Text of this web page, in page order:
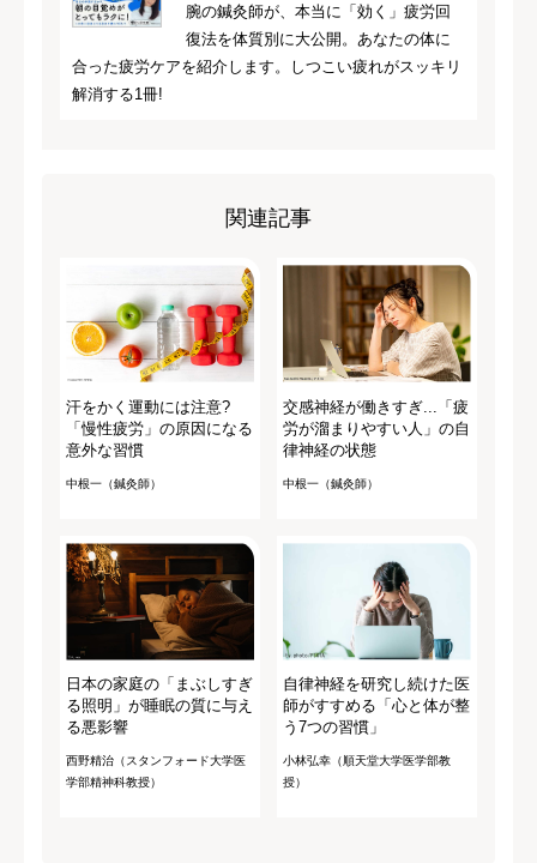
腕の鍼灸師が、本当に「効く」疲労回
復法を体質別に大公開。あなたの体に
合った疲労ケアを紹介します。しつこい疲れがスッキリ
解消する1冊!
関連記事
汗をかく運動には注意?
「慢性疲労」の原因になる
意外な習慣
中根一（鍼灸師）
交感神経が働きすぎ...「疲
労が溜まりやすい人」の自
律神経の状態
中根一（鍼灸師）
日本の家庭の「まぶしすぎ
る照明」が睡眠の質に与え
る悪影響
西野精治（スタンフォード大学医
学部精神科教授）
自律神経を研究し続けた医
師がすすめる「心と体が整
う7つの習慣」
小林弘幸（順天堂大学医学部教
授）